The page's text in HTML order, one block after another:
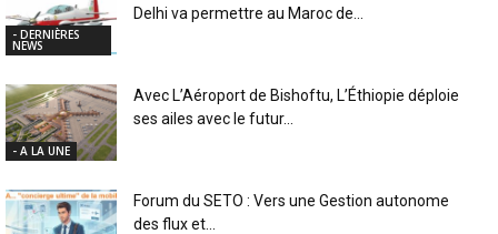
- DERNIÈRES
NEWS
Delhi va permettre au Maroc de...
- A LA UNE
Avec L’Aéroport de Bishoftu, L’Éthiopie déploie
ses ailes avec le futur...
Forum du SETO : Vers une Gestion autonome
des flux et...